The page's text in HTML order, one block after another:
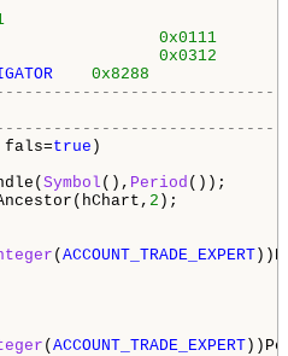
0x0111
0x0312
0x8288
fals=true )
Symbol (), Period ());
2 );
( ACCOUNT_TRADE_EXPERT
( ACCOUNT_TRADE_EXPERT